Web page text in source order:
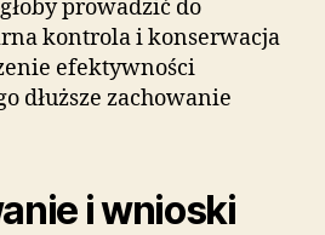
prowadzić do
kontrola i konserwacja
efektywności
dłuższe zachowanie
i wnioski